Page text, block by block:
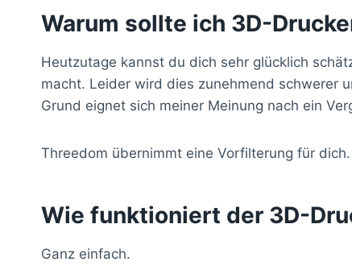
Warum sollte ich 3D-
Heutzutage kannst du dich sehr glücklich
macht. Leider wird dies zunehmend schwerer
Grund eignet sich meiner Meinung nach ein
Threedom übernimmt eine Vorfilterung für dich.
Wie funktioniert der 3D-
Ganz einfach.